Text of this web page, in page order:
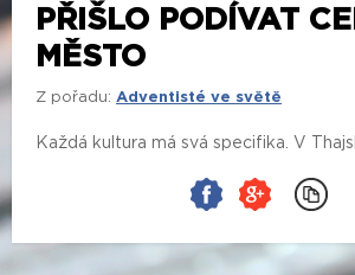
PŘIŠLO PODÍVAT
MĚSTO
Z pořadu: Adventisté ve světě
Každá kultura má svá specifika. V